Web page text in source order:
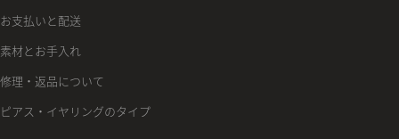
お支払いと配送
素材とお手入れ
修理・返品について
ピアス・イヤリングのタイプ